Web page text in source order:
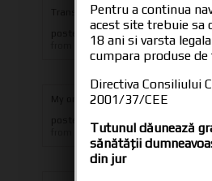
Transport only in Romania
posted in
Administrator
My order is on hold whay
posted in
ales_potocnik1
Pentru a continua
acest site trebuie sa
18 ani si varsta
cumpara produse
Directiva Consiliului
2001/37/CEE
Tutunul dăunează
sănătăţii
din jur